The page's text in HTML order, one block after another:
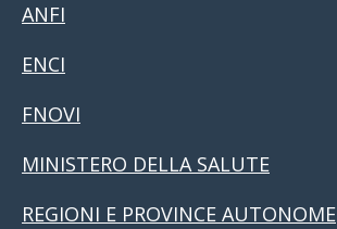
ANFI
ENCI
FNOVI
MINISTERO DELLA SALUTE
REGIONI E PROVINCE AUTONOME